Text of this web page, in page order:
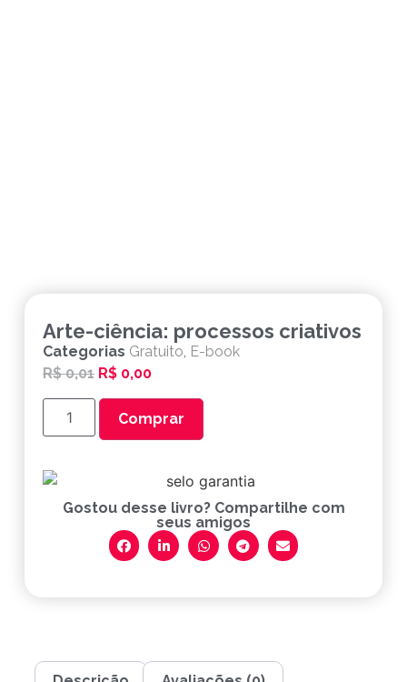
Arte-ciência: processos criativos
Categorias Gratuito, E-book
R$0,01 R$ 0,00
Comprar
Gostou desse livro? Compartilhe com
seus amigos